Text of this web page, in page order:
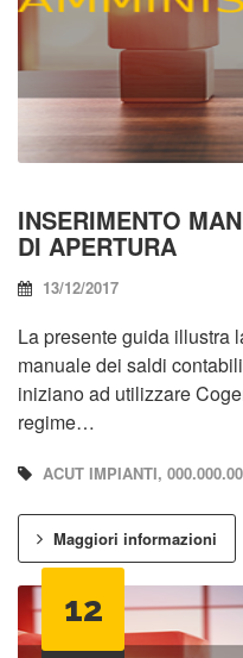
INSERIMENTO
DI APERTURA
13/12/2017
La presente guida illustra
manuale dei saldi
iniziano ad utilizzare
regime…
ACUT IMPIANTI,
Maggiori informazioni
12